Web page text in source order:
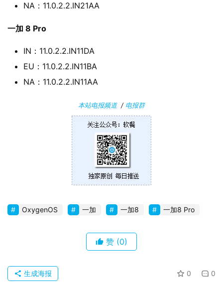
于
NA：11.0.2.2.IN21AA
一加 8 Pro
IN：11.0.2.2.IN11DA
EU：11.0.2.2.IN11BA
NA：11.0.2.2.IN11AA
本站电报频道/ 电报群
OxygenOS 一加 一加8 一加8 Pro
赞 (0)
0 0
生成海报